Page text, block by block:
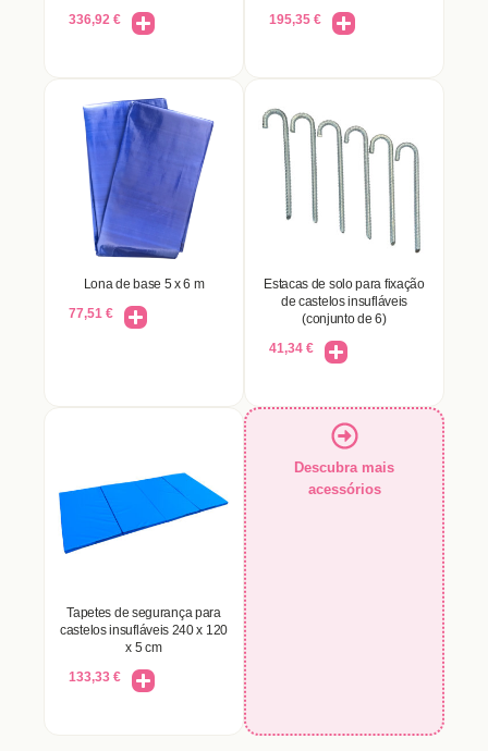
336,92 €
195,35 €
Lona de base 5 x 6 m
77,51 €
Estacas de solo para fixação
de castelos insufláveis
(conjunto de 6)
41,34 €
Tapetes de segurança para
castelos insufláveis 240 x 120
x 5 cm
133,33 €
Descubra mais
acessórios